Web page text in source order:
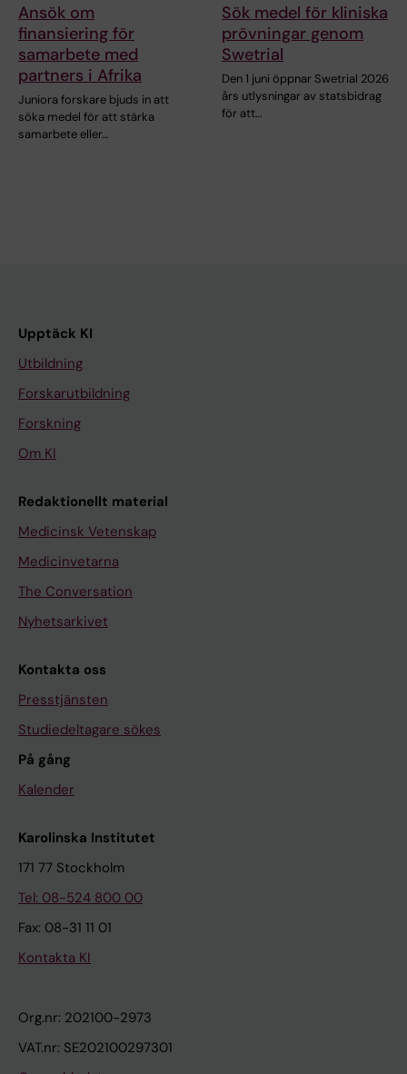
Ansök om
finansiering för
samarbete med
partners i Afrika
Juniora forskare bjuds in att
söka medel för att stärka
samarbete eller…
Sök medel för kliniska
prövningar genom
Swetrial
Den 1 juni öppnar Swetrial 2026
års utlysningar av statsbidrag
för att…
Upptäck KI
Utbildning
Forskarutbildning
Forskning
Om KI
Redaktionellt material
Medicinsk Vetenskap
Medicinvetarna
The Conversation
Nyhetsarkivet
Kontakta oss
Presstjänsten
Studiedeltagare sökes
På gång
Kalender
Karolinska Institutet
171 77 Stockholm
Tel: 08-524 800 00
Fax: 08-31 11 01
Kontakta KI
Org.nr: 202100-2973
VAT.nr: SE202100297301